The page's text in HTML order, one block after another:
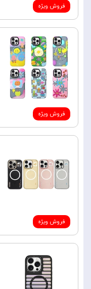
فروش ویژه
فروش ویژه
فروش ویژه